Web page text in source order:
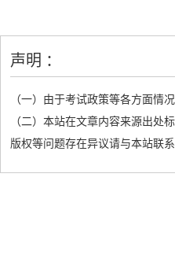
声明 ：
（一）由于考试政策等各方面情
（二）本站在文章内容来源出处
版权等问题存在异议请与本站联